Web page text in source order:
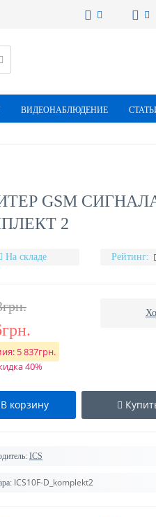
ВИДЕОНАБЛЮДЕНИЕ
GSM СИГНАЛА
2
На складе Рейтинг:
5 837грн.
40%
В корзину
ICS
ICS10F-D_komplekt2